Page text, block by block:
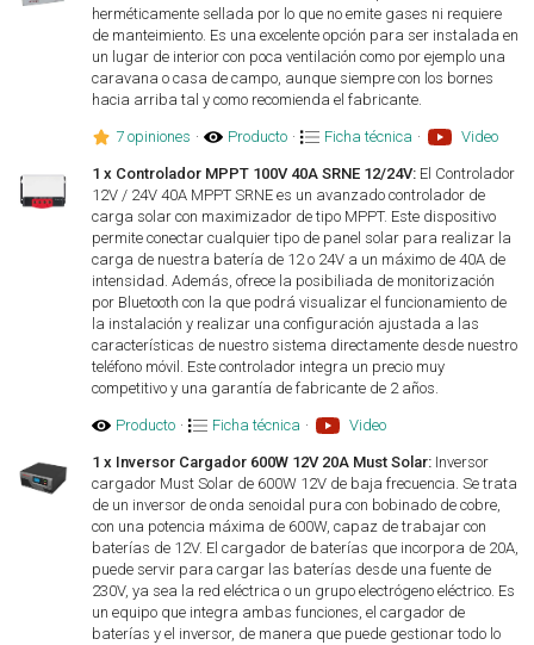
herméticamente sellada por lo que no emite gases ni requiere
de manteimiento. Es una excelente opción para ser instalada en
un lugar de interior con poca ventilación como por ejemplo una
caravana o casa de campo, aunque siempre con los bornes
hacia arriba tal y como recomienda el fabricante.
7 opiniones · Producto · Ficha técnica · Video
1 x Controlador MPPT 100V 40A SRNE 12/24V: El Controlador
12V / 24V 40A MPPT SRNE es un avanzado controlador de
carga solar con maximizador de tipo MPPT. Este dispositivo
permite conectar cualquier tipo de panel solar para realizar la
carga de nuestra batería de 12 o 24V a un máximo de 40A de
intensidad. Además, ofrece la posibiliada de monitorización
por Bluetooth con la que podrá visualizar el funcionamiento de
la instalación y realizar una configuración ajustada a las
características de nuestro sistema directamente desde nuestro
teléfono móvil. Este controlador integra un precio muy
competitivo y una garantía de fabricante de 2 años.
Producto · Ficha técnica · Video
1 x Inversor Cargador 600W 12V 20A Must Solar: Inversor
cargador Must Solar de 600W 12V de baja frecuencia. Se trata
de un inversor de onda senoidal pura con bobinado de cobre,
con una potencia máxima de 600W, capaz de trabajar con
baterías de 12V. El cargador de baterías que incorpora de 20A,
puede servir para cargar las baterías desde una fuente de
230V, ya sea la red eléctrica o un grupo electrógeno eléctrico. Es
un equipo que integra ambas funciones, el cargador de
baterías y el inversor, de manera que puede gestionar todo lo